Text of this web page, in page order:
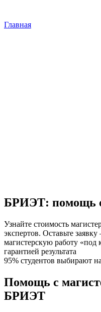
Главная
БРИЭТ: помощь
Узнайте стоимость
экспертов. Оставьте
магистерскую работу
гарантией результата
95% студентов выбирают
Помощь с
БРИЭТ